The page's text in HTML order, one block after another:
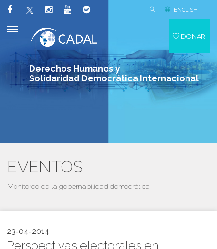
Derechos Humanos y
Solidaridad Democrática Internacional
ENGLISH
DONAR
EVENTOS
Monitoreo de la gobernabilidad democrática
23-04-2014
Perspectivas electorales en